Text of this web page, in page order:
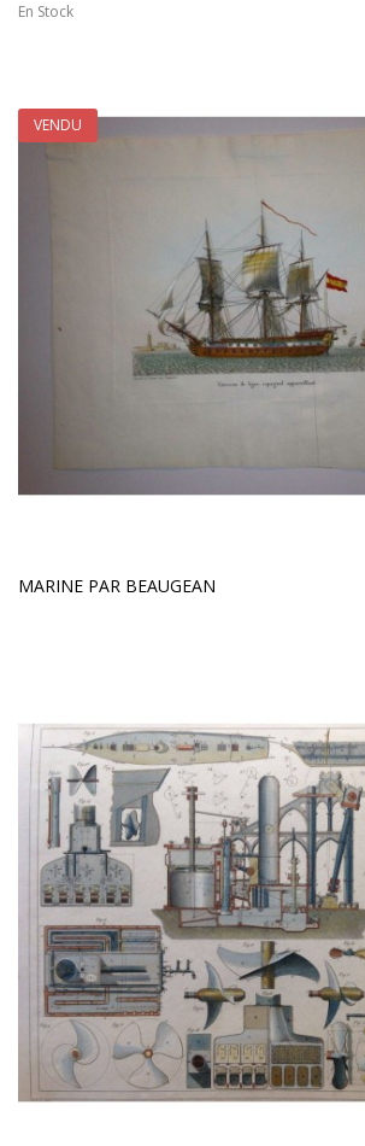
En Stock
MARINE PAR BEAUGEAN
VENDU